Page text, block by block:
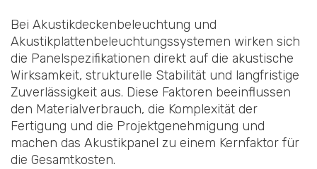
Bei Akustikdeckenbeleuchtung und
Akustikplattenbeleuchtungssystemen wirken sich
die Panelspezifikationen direkt auf die akustische
Wirksamkeit, strukturelle Stabilität und langfristige
Zuverlässigkeit aus. Diese Faktoren beeinflussen
den Materialverbrauch, die Komplexität der
Fertigung und die Projektgenehmigung und
machen das Akustikpanel zu einem Kernfaktor für
die Gesamtkosten.